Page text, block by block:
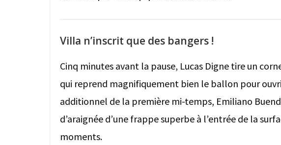
Villa n’inscrit que des bangers !
Cinq minutes avant la pause, Lucas Digne tire un
qui reprend magnifiquement bien le ballon pour
additionnel de la première mi-temps, Emiliano
d’araignée d’une frappe superbe à l’entrée de la
moments.